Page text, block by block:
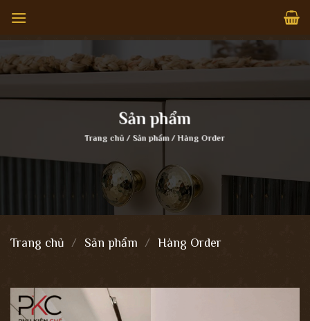
qua
nội
dung
Sản phẩm
Trang chủ / Sản phẩm / Hàng Order
Trang chủ / Sản phẩm / Hàng Order